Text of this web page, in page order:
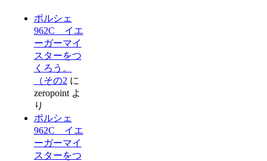
ポルシェ
962C イエ
ーガーマイ
スターをつ
くろう。
（その2 に
zeropointよ
り
ポルシェ
962C イエ
ーガーマイ
スターをつ